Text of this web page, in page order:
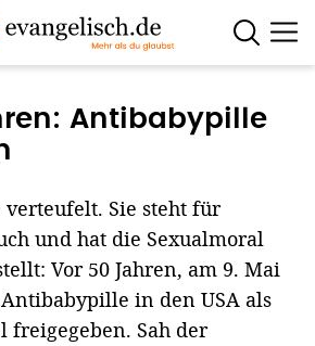
Antibabypille
verteufelt. Sie steht für
und hat die Sexualmoral
Vor 50 Jahren, am 9. Mai
in den USA als
freigegeben. Sah der